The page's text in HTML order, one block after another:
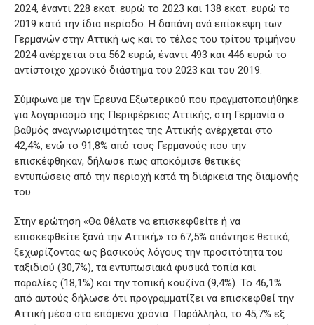
2024, έναντι 228 εκατ. ευρώ το 2023 και 138 εκατ. ευρώ το
2019 κατά την ίδια περίοδο. Η δαπάνη ανά επίσκεψη των
Γερμανών στην Αττική ως και το τέλος του τρίτου τριμήνου
2024 ανέρχεται στα 562 ευρώ, έναντι 493 και 446 ευρώ το
αντίστοιχο χρονικό διάστημα του 2023 και του 2019.
Σύμφωνα με την Έρευνα Εξωτερικού που πραγματοποιήθηκε
για λογαριασμό της Περιφέρειας Αττικής, στη Γερμανία ο
βαθμός αναγνωρισιμότητας της Αττικής ανέρχεται στο
42,4%, ενώ το 91,8% από τους Γερμανούς που την
επισκέφθηκαν, δήλωσε πως αποκόμισε θετικές
εντυπώσεις από την περιοχή κατά τη διάρκεια της διαμονής
του.
Στην ερώτηση «Θα θέλατε να επισκεφθείτε ή να
επισκεφθείτε ξανά την Αττική;» το 67,5% απάντησε θετικά,
ξεχωρίζοντας ως βασικούς λόγους την προσιτότητα του
ταξιδιού (30,7%), τα εντυπωσιακά φυσικά τοπία και
παραλίες (18,1%) και την τοπική κουζίνα (9,4%). Το 46,1%
από αυτούς δήλωσε ότι προγραμματίζει να επισκεφθεί την
Αττική μέσα στα επόμενα χρόνια. Παράλληλα, το 45,7% εξ